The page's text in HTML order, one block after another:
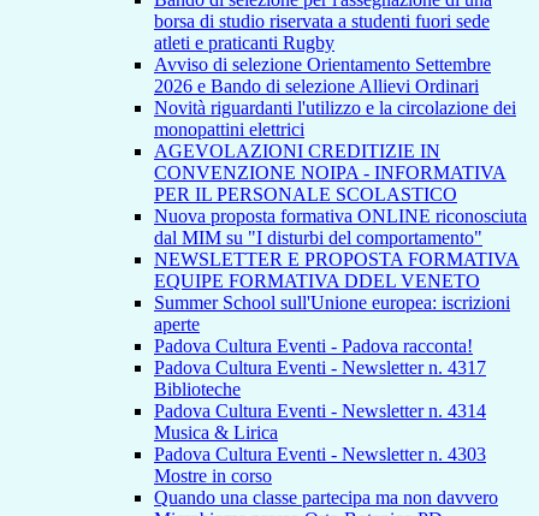
borsa di studio riservata a studenti fuori sede
atleti e praticanti Rugby
Avviso di selezione Orientamento Settembre
2026 e Bando di selezione Allievi Ordinari
Novità riguardanti l'utilizzo e la circolazione dei
monopattini elettrici
AGEVOLAZIONI CREDITIZIE IN
CONVENZIONE NOIPA - INFORMATIVA
PER IL PERSONALE SCOLASTICO
Nuova proposta formativa ONLINE riconosciuta
dal MIM su "I disturbi del comportamento"
NEWSLETTER E PROPOSTA FORMATIVA
EQUIPE FORMATIVA DDEL VENETO
Summer School sull'Unione europea: iscrizioni
aperte
Padova Cultura Eventi - Padova racconta!
Padova Cultura Eventi - Newsletter n. 4317
Biblioteche
Padova Cultura Eventi - Newsletter n. 4314
Musica & Lirica
Padova Cultura Eventi - Newsletter n. 4303
Mostre in corso
Quando una classe partecipa ma non davvero